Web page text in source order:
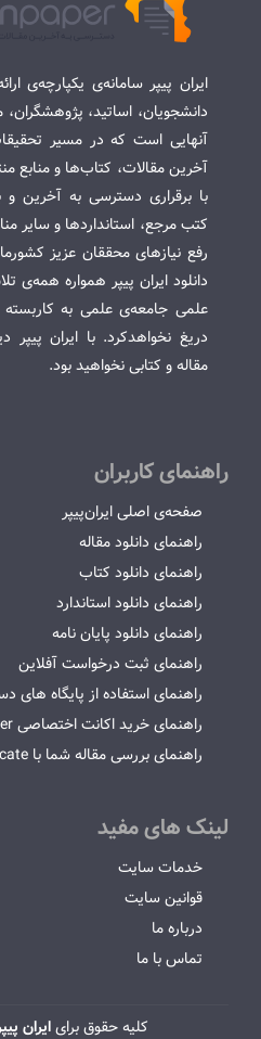
ایران پیپر سامانه‌ی یکپارچه‌ی
دانشجویان، اساتید،
آنهایی است که در مسیر
آخرین مقالات، کتاب‌ها و منابع
با برقراری دسترسی به آخرین و
کتب مرجع، استانداردها و سایر
رفع نیازهای محققان عزیز
دانلود ایران پیپر همواره همه‌ی
علمی جامعه‌ی علمی به
دریغ نخواهدکرد. با ایران
مقاله و کتابی نخواهید بود.
راهنمای کاربران
صفحه‌ی اصلی ایران‌پیپر
راهنمای دانلود مقاله
راهنمای دانلود کتاب
راهنمای دانلود استاندارد
راهنمای دانلود پایان نامه
راهنمای ثبت درخواست آفلاین
راهنمای استفاده از پایگاه
راهنمای خرید اکانت اختصاصی SciFinder
راهنمای بررسی مقاله شما با iThenticate و Grammerly
لینک های مفید
خدمات سایت
قوانین سایت
درباره ما
تماس با ما
کلیه حقوق برایایران